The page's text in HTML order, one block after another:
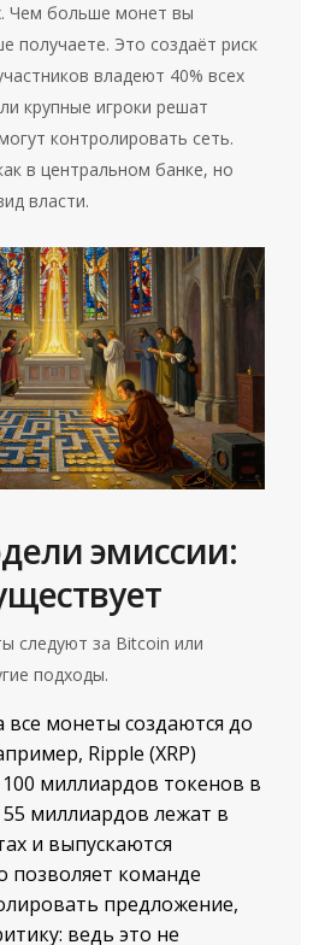
Чем больше монет вы
получаете. Это создаёт риск
владеют 40% всех
крупные игроки решат
контролировать сеть.
в центральном банке, но
власти.
эмиссии:
следуют за Bitcoin или
подходы.
все монеты создаются до
Ripple (XRP)
100 миллиардов токенов в
55 миллиардов лежат в
и выпускаются
позволяет команде
предложение,
ведь это не